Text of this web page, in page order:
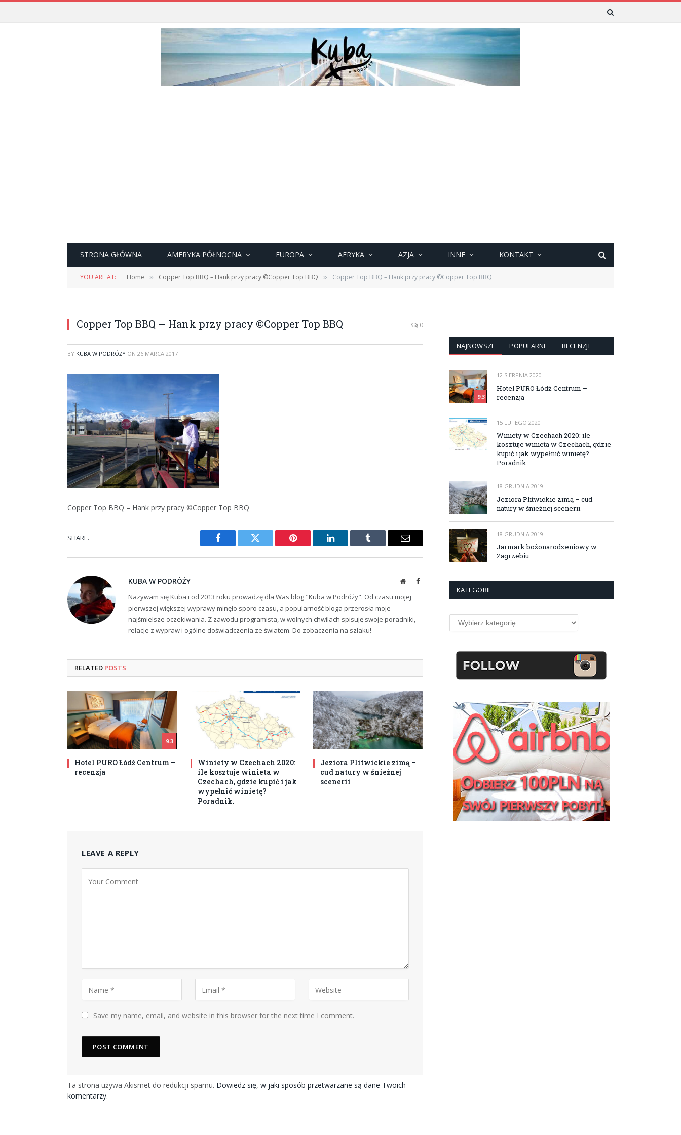
STRONA GŁÓWNA AMERYKA PÓŁNOCNA EUROPA AFRYKA AZJA INNE KONTAKT
YOU ARE AT: Home » Copper Top BBQ – Hank przy pracy ©Copper Top BBQ » Copper Top BBQ – Hank przy pracy ©Copper Top BBQ
Copper Top BBQ – Hank przy pracy ©Copper Top BBQ 0
BY KUBA W PODRÓŻY ON 26 MARCA 2017
Copper Top BBQ – Hank przy pracy ©Copper Top BBQ
SHARE.
Facebook Twitter Pinterest LinkedIn Tumblr Email
KUBA W PODRÓŻY WebsiteFacebook
Nazywam się Kuba i od 2013 roku prowadzę dla Was blog "Kuba w Podróży". Od czasu mojej
pierwszej większej wyprawy minęło sporo czasu, a popularność bloga przerosła moje
najśmielsze oczekiwania. Z zawodu programista, w wolnych chwilach spisuję swoje poradniki,
relacje z wypraw i ogólne doświadczenia ze światem. Do zobaczenia na szlaku!
RELATED POSTS
9.3
Hotel PURO Łódź Centrum –
recenzja
Winiety w Czechach 2020:
ile kosztuje winieta w
Czechach, gdzie kupić i jak
wypełnić winietę?
Poradnik.
Jeziora Plitwickie zimą –
cud natury w śnieżnej
scenerii
LEAVE A REPLY
Save my name, email, and website in this browser for the next time I comment.
Ta strona używa Akismet do redukcji spamu. Dowiedz się, w jaki sposób przetwarzane są dane Twoich
komentarzy.
NAJNOWSZE POPULARNE RECENZJE
9.3
12 SIERPNIA 2020
Hotel PURO Łódź Centrum –
recenzja
15 LUTEGO 2020
Winiety w Czechach 2020: ile
kosztuje winieta w Czechach, gdzie
kupić i jak wypełnić winietę?
Poradnik.
18 GRUDNIA 2019
Jeziora Plitwickie zimą – cud
natury w śnieżnej scenerii
18 GRUDNIA 2019
Jarmark bożonarodzeniowy w
Zagrzebiu
KATEGORIE
Kategorie